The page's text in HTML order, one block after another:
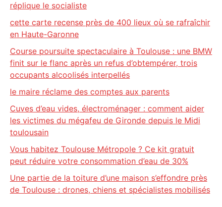
réplique le socialiste
cette carte recense près de 400 lieux où se rafraîchir
en Haute-Garonne
Course poursuite spectaculaire à Toulouse : une BMW
finit sur le flanc après un refus d’obtempérer, trois
occupants alcoolisés interpellés
le maire réclame des comptes aux parents
Cuves d’eau vides, électroménager : comment aider
les victimes du mégafeu de Gironde depuis le Midi
toulousain
Vous habitez Toulouse Métropole ? Ce kit gratuit
peut réduire votre consommation d’eau de 30%
Une partie de la toiture d’une maison s’effondre près
de Toulouse : drones, chiens et spécialistes mobilisés